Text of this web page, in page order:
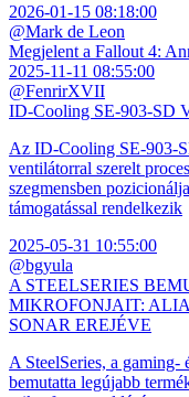
2026-01-15 08:18:00
@Mark de Leon
Megjelent a Fallout 4:
2025-11-11 08:55:00
@FenrirXVII
ID-Cooling SE-903-SD
Az ID-Cooling SE-903-
ventilátorral szerelt
szegmensben
támogatással rendelkezik
2025-05-31 10:55:00
@bgyula
A STEELSERIES
MIKROFONJAIT:
SONAR EREJÉVE
A SteelSeries, a gaming-
bemutatta legújabb